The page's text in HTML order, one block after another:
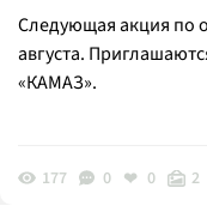
Следующая акция по
августа.
«КАМАЗ».
177 0 0 2